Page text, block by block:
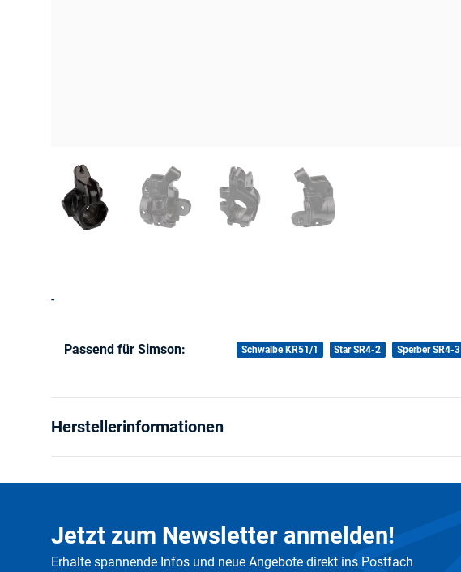
-
Produkteigenschaft
Wert
Passend für Simson: Schwalbe KR51/1 Star SR4-2 Sperber SR4-3
Herstellerinformationen
Jetzt zum Newsletter anmelden!
Erhalte spannende Infos und neue Angebote direkt ins Postfach